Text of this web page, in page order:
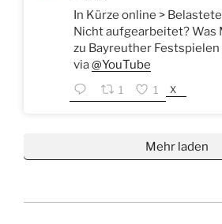
In Kürze online >
Nicht aufgearbeitet? Was
zu Bayreuther Festspielen
via@YouTube
1 1 X
Mehr laden